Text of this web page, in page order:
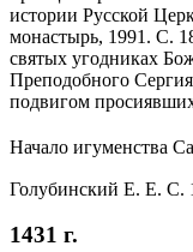
истории Русской
монастырь, 1991. С.
святых угодниках
Преподобного
подвигом
Начало игуменства
Голубинский Е. Е. С.
1431 г.